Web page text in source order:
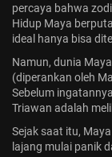
percaya bahwa
Hidup Maya
ideal hanya bisa
Namun, dunia
(diperankan oleh
Sebelum
Triawan adalah
Sejak saat itu,
lajang mulai panik